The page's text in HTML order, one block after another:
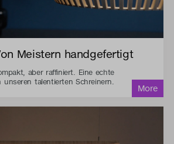
Meistern handgefertigt
aber raffiniert. Eine echte
unseren talentierten Schreinern.